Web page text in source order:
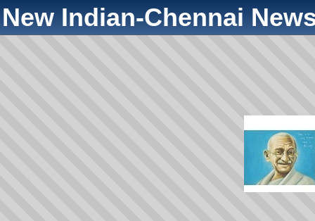
New Indian-Chennai